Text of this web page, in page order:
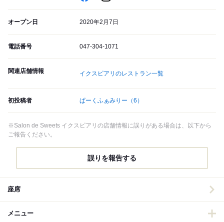
オープン日 2020年2月7日
電話番号 047-304-1071
関連店舗情報 イクスピアリのレストラン一覧
初投稿者 ぱーくふぁみりー （6）
※Salon de Sweets イクスピアリの店舗情報に誤りがある場合は、以下から
ご報告ください。
誤りを報告する
座席
メニュー